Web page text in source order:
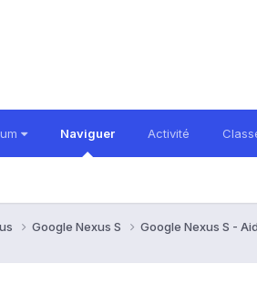
Naviguer Activité
Google Nexus S Google Nexus S -